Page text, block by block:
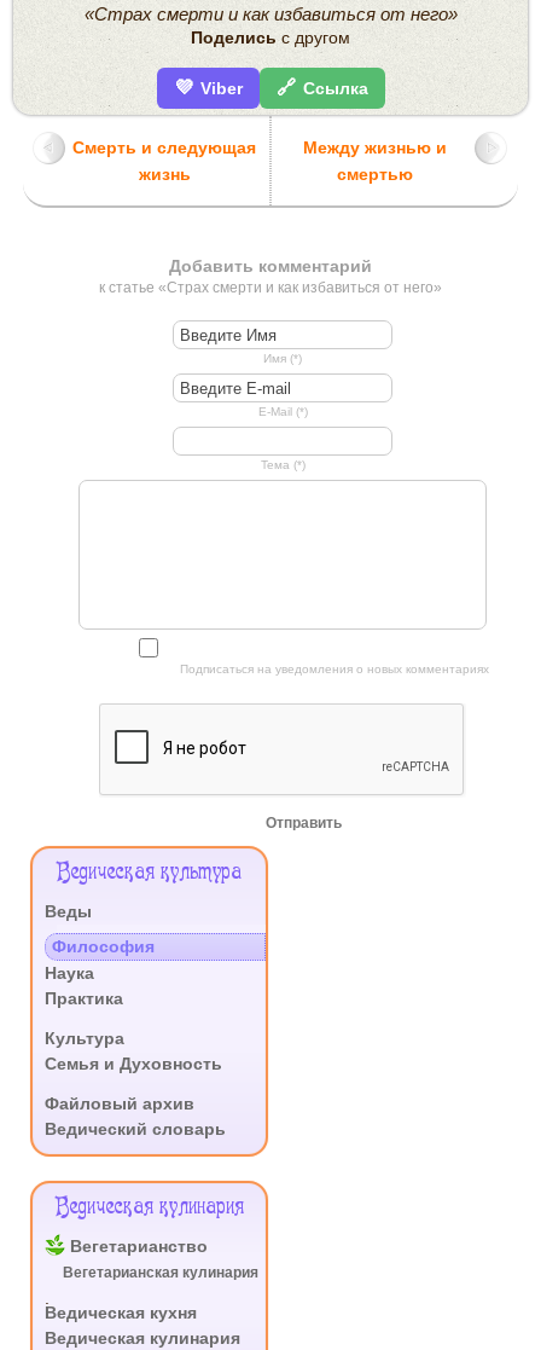
«Страх смерти и как избавиться от него»
Поделись с другом
💜 Viber 🔗 Ссылка
Смерть и следующая
жизнь
Между жизнью и
смертью
Добавить комментарий
к статье «Страх смерти и как избавиться от него»
Имя (*)
E-Mail (*)
Тема (*)
Подписаться на уведомления о новых комментариях
Отправить
Меню
Ведическая культура
Веды
.
Философия
Наука
Практика
Культура
Семья и Духовность
Файловый архив
Ведический словарь
Ведическая кулинария
Вегетарианство
Вегетарианская кулинария
.
Ведическая кухня
Ведическая кулинария